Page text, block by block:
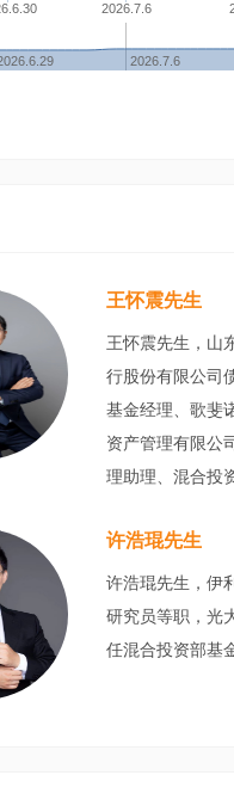
2026.7.6
2026.7.6
王怀震先生
王怀震先生，山
行股份有限公司
基金经理、歌斐
资产管理有限公
理助理、混合投
许浩琨先生
许浩琨先生，伊
研究员等职，光
任混合投资部基